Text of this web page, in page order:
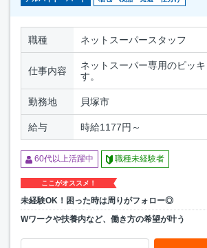
職種 ネットスーパースタッフ
仕事内容
ネットスーパー専用のピッ
す。
勤務地 貝塚市
給与 時給1177円～
60代以上活躍中 職種未経験者
ここがオススメ！
未経験OK！困った時は周りがフォロー◎
Wワークや扶養内など、働き方の希望が叶う